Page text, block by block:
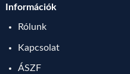
Információk
Rólunk
Kapcsolat
ÁSZF